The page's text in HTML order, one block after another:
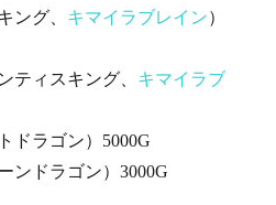
ング、 キマイラブレイン）
ティスキング、 キマイラブ
ドラゴン）5000G
ンドラゴン）3000G